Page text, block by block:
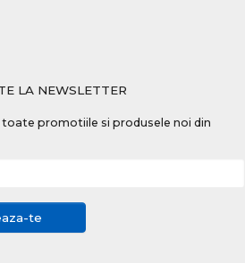
LA NEWSLETTER
toate promotiile si produsele noi din
te